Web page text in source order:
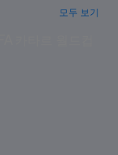
모두 보기